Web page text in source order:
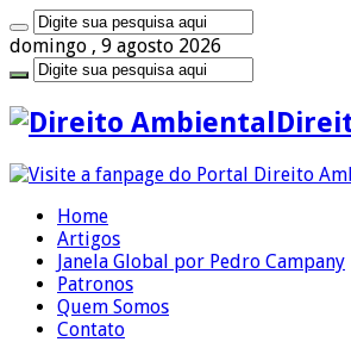
domingo , 9 agosto 2026
Home
Artigos
Janela Global por Pedro Campany
Patronos
Quem Somos
Contato